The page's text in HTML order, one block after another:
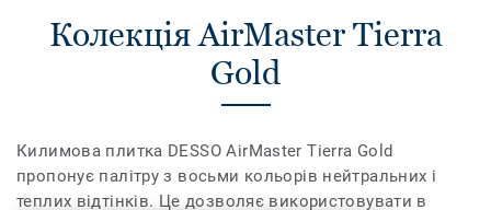
Колекція AirMaster Tierra
Gold
Килимова плитка DESSO AirMaster Tierra Gold
пропонує палітру з восьми кольорів нейтральних і
теплих відтінків. Це дозволяє використовувати в